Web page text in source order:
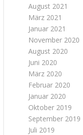
August 2021
März 2021
Januar 2021
November 2020
August 2020
Juni 2020
März 2020
Februar 2020
Januar 2020
Oktober 2019
September 2019
Juli 2019